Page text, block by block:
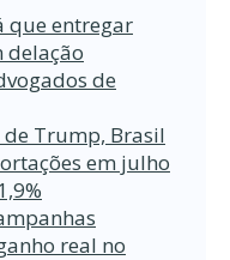
que entregar
delação
de
Trump, Brasil
em julho
real no